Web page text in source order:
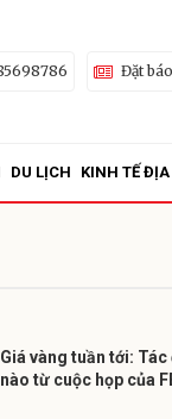
Đặt báo
DU LỊCH KINH TẾ
Giá vàng tuần tới: Tác
nào từ cuộc họp của